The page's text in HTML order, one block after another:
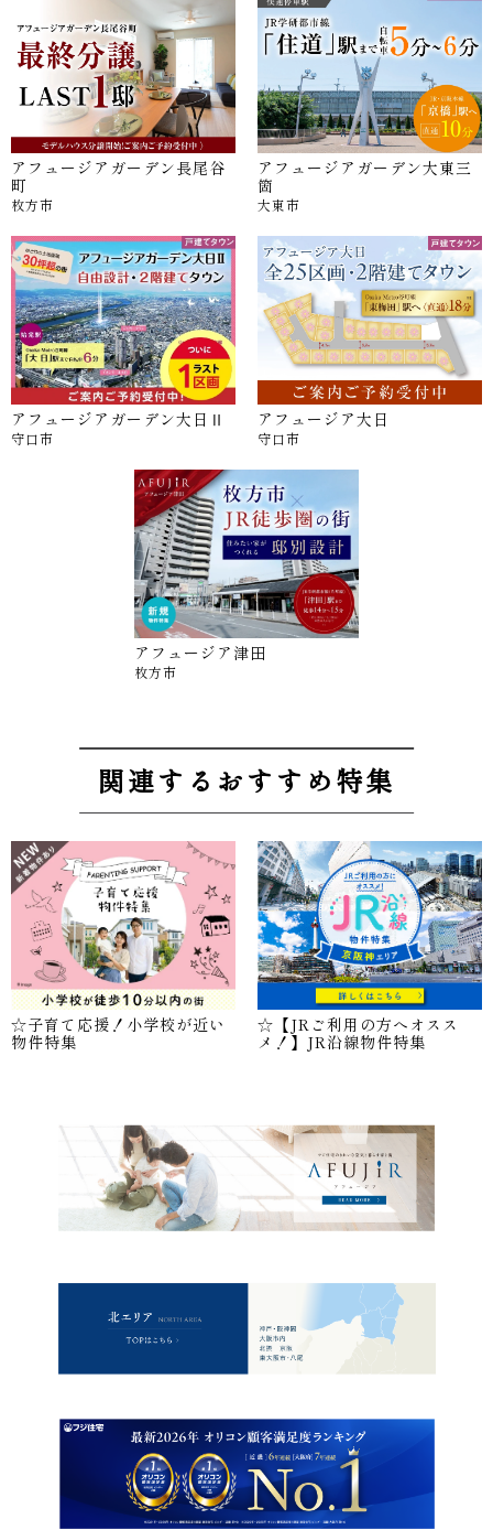
アフュージアガーデン長尾谷
町
枚方市
アフュージアガーデン大東三
箇
大東市
アフュージアガーデン大日Ⅱ
守口市
アフュージア大日
守口市
アフュージア津田
枚方市
関連するおすすめ特集
☆子育て応援！小学校が近い
物件特集
☆【JRご利用の方へオスス
メ！】JR沿線物件特集